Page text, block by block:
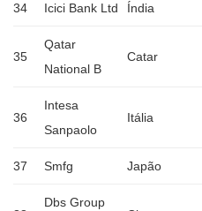
34 Icici Bank Ltd Índia
35
Qatar
National B
Catar
36
Intesa
Sanpaolo
Itália
37 Smfg Japão
Dbs Group